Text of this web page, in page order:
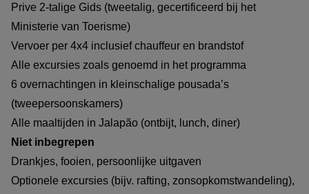
Prive 2-talige Gids (tweetalig, gecertificeerd bij het
Ministerie van Toerisme)
Vervoer per 4x4 inclusief chauffeur en brandstof
Alle excursies zoals genoemd in het programma
6 overnachtingen in kleinschalige pousada’s
(tweepersoonskamers)
Alle maaltijden in Jalapão (ontbijt, lunch, diner)
Niet inbegrepen
Drankjes, fooien, persoonlijke uitgaven
Optionele excursies (bijv. rafting, zonsopkomstwandeling),